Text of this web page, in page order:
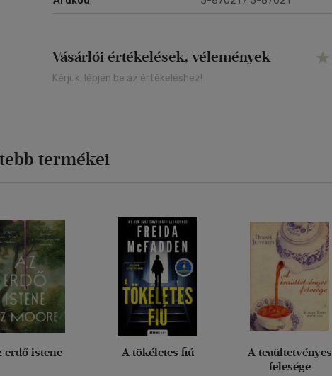
Vásárlói értékelések, vélemények
Kérjük, lépjen be az értékeléshez!
termékei
erdő istene A tökéletes fiú
A teaültetvényes
felesége